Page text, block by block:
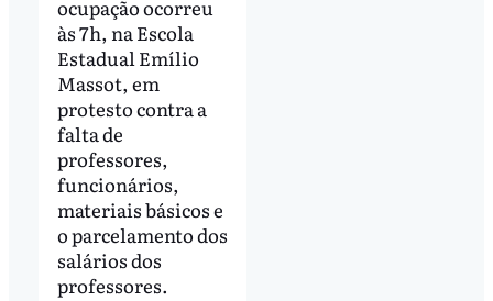
ocupação ocorreu
às 7h, na Escola
Estadual Emílio
Massot, em
protesto contra a
falta de
professores,
funcionários,
materiais básicos e
o parcelamento dos
salários dos
professores.